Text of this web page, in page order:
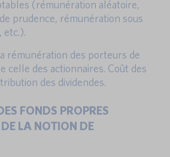
(rémunération aléatoire,
prudence, rémunération sous
etc.).
rémunération des porteurs de
celle des actionnaires. Coût des
des dividendes.
FONDS PROPRES
LA NOTION DE